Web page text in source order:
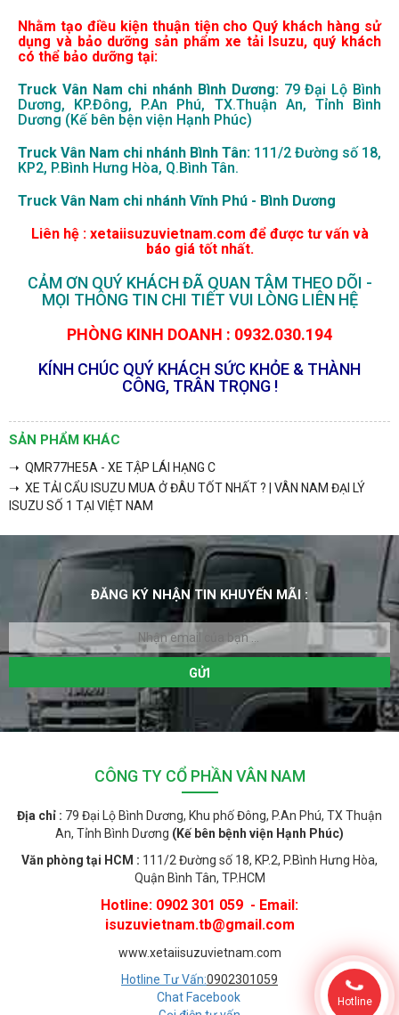
Nhằm tạo điều kiện thuận tiện cho Quý khách hàng sử
dụng và bảo dưỡng sản phẩm xe tải Isuzu, quý khách
có thể bảo dưỡng tại:
Truck Vân Nam chi nhánh Bình Dương: 79 Đại Lộ Bình
Dương, KP.Đông, P.An Phú, TX.Thuận An, Tỉnh Bình
Dương (Kế bên bện viện Hạnh Phúc)
Truck Vân Nam chi nhánh Bình Tân: 111/2 Đường số 18,
KP2, P.Bình Hưng Hòa, Q.Bình Tân.
Truck Vân Nam chi nhánh Vĩnh Phú - Bình Dương
Liên hệ : xetaiisuzuvietnam.com để được tư vấn và
báo giá tốt nhất.
CẢM ƠN QUÝ KHÁCH ĐÃ QUAN TÂM THEO DÕI -
MỌI THÔNG TIN CHI TIẾT VUI LÒNG LIÊN HỆ
PHÒNG KINH DOANH : 0932.030.194
KÍNH CHÚC QUÝ KHÁCH SỨC KHỎE & THÀNH
CÔNG, TRÂN TRỌNG !
SẢN PHẨM KHÁC
➝ QMR77HE5A - XE TẬP LÁI HẠNG C
➝ XE TẢI CẨU ISUZU MUA Ở ĐÂU TỐT NHẤT ? | VÂN NAM ĐẠI LÝ
ISUZU SỐ 1 TẠI VIỆT NAM
ĐĂNG KÝ NHẬN TIN KHUYẾN MÃI :
CÔNG TY CỔ PHẦN VÂN NAM
Địa chỉ : 79 Đại Lộ Bình Dương, Khu phố Đông, P.An Phú, TX Thuận
An, Tỉnh Bình Dương (Kế bên bệnh viện Hạnh Phúc)
Văn phòng tại HCM : 111/2 Đường số 18, KP.2, P.Bình Hưng Hòa,
Quận Bình Tân, TP.HCM
Hotline: 0902 301 059 - Email:
isuzuvietnam.tb@gmail.com
www.xetaiisuzuvietnam.com
Hotline Tư Vấn:0902301059
Chat Facebook
Hotline